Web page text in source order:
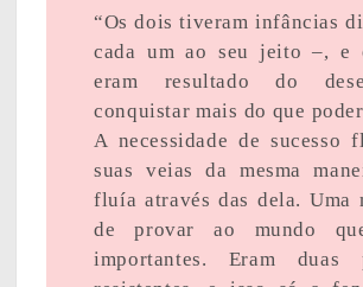
“Os dois tiveram infâncias
cada um ao seu jeito –, e
eram resultado do
conquistar mais do que
A necessidade de sucesso
suas veias da mesma
fluía através das dela. Uma
de provar ao mundo
importantes. Eram duas